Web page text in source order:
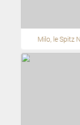
Milo, le Spitz